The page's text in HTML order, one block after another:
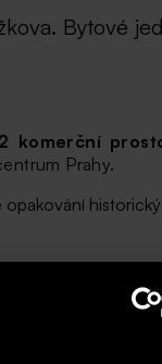
Bytové
komerční
Prahy.